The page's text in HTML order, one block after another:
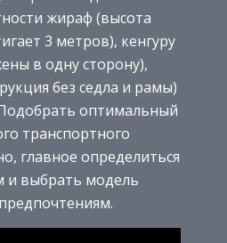
жираф (высота
3 метров), кенгуру
в одну сторону),
без седла и рамы)
оптимальный
транспортного
главное определиться
и выбрать модель